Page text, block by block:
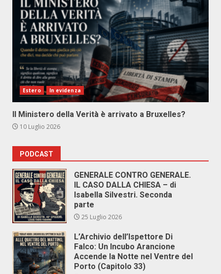
Estero In evidenza
Il Ministero della Verità è arrivato a Bruxelles?
10 Luglio 2026
PODCAST
GENERALE CONTRO GENERALE.
IL CASO DALLA CHIESA – di
Isabella Silvestri. Seconda
parte
25 Luglio 2026
L’Archivio dell’Ispettore Di
Falco: Un Incubo Arancione
Accende la Notte nel Ventre del
Porto (Capitolo 33)